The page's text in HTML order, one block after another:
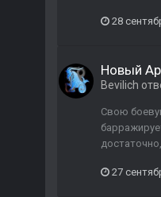
28
Новый
Bevilich
Свою
27